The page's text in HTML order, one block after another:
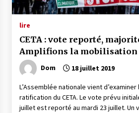
lire
CETA : vote reporté,
Amplifions la mobilisation
Dom 18 juillet 2019
L’Assemblée nationale vient
ratification du CETA. Le vote prévu
juillet est reporté au mardi 23 juillet. Un